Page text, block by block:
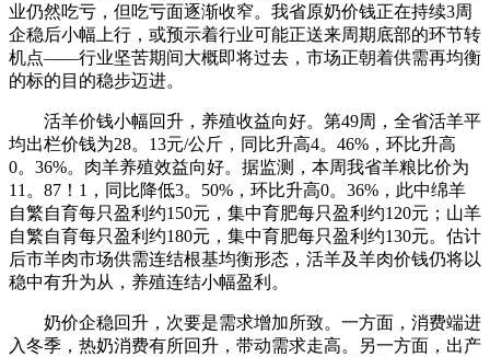
业仍然吃亏，但吃亏面逐渐收窄。我省原奶价钱正在持续3周
企稳后小幅上行，或预示着行业可能正送来周期底部的环节转
机点——行业坚苦期间大概即将过去，市场正朝着供需再均衡
的标的目的稳步迈进。
活羊价钱小幅回升，养殖收益向好。第49周，全省活羊平
均出栏价钱为28。13元/公斤，同比升高4。46%，环比升高
0。36%。肉羊养殖效益向好。据监测，本周我省羊粮比价为
11。87！1，同比降低3。50%，环比升高0。36%，此中绵羊
自繁自育每只盈利约150元，集中育肥每只盈利约120元；山羊
自繁自育每只盈利约180元，集中育肥每只盈利约130元。估计
后市羊肉市场供需连结根基均衡形态，活羊及羊肉价钱仍将以
稳中有升为从，养殖连结小幅盈利。
奶价企稳回升，次要是需求增加所致。一方面，消费端进
入冬季，热奶消费有所回升，带动需求走高。另一方面，出产